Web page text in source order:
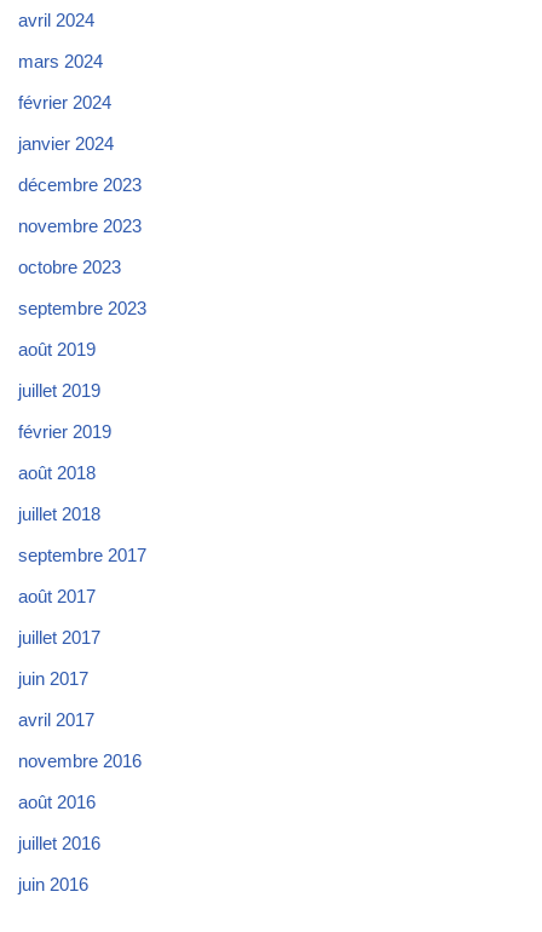
avril 2024
mars 2024
février 2024
janvier 2024
décembre 2023
novembre 2023
octobre 2023
septembre 2023
août 2019
juillet 2019
février 2019
août 2018
juillet 2018
septembre 2017
août 2017
juillet 2017
juin 2017
avril 2017
novembre 2016
août 2016
juillet 2016
juin 2016